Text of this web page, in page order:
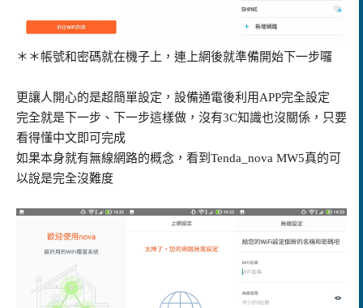
＊＊帳號和密碼就在機子上，連上網後就準備開始下一步囉
更讓人開心的是超簡單設定，設備通電後利用APP完全設定
完全就是下一步、下一步這樣做，沒有3C知識也沒關係，只要
看得懂中文即可完成
如果本身就有無線網路的概念，看到Tenda_nova MW5真的可
以說是完全沒難度